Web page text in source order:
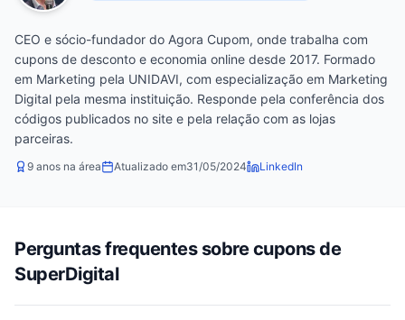
CEO e sócio-fundador do Agora Cupom, onde trabalha com
cupons de desconto e economia online desde 2017. Formado
em Marketing pela UNIDAVI, com especialização em Marketing
Digital pela mesma instituição. Responde pela conferência dos
códigos publicados no site e pela relação com as lojas
parceiras.
9 anos na área Atualizado em31/05/2024 LinkedIn
Perguntas frequentes sobre cupons de
SuperDigital